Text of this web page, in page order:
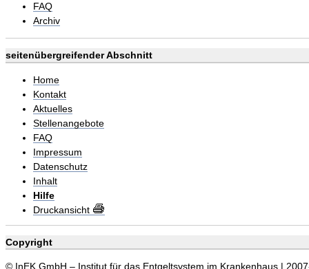
FAQ
Archiv
seitenübergreifender Abschnitt
Home
Kontakt
Aktuelles
Stellenangebote
FAQ
Impressum
Datenschutz
Inhalt
Hilfe
Druckansicht
Copyright
© InEK GmbH – Institut für das Entgeltsystem im Krankenhaus |